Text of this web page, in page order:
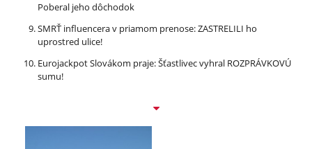
Poberal jeho dôchodok
SMRŤ influencera v priamom prenose: ZASTRELILI ho
uprostred ulice!
Eurojackpot Slovákom praje: Šťastlivec vyhral ROZPRÁVKOVÚ
sumu!